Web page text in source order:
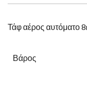
Τάφ αέρος αυτόματο
Βάρος